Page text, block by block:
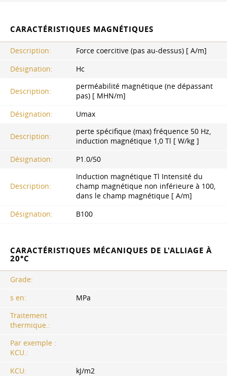
CARACTÉRISTIQUES MAGNÉTIQUES
Description:
Force coercitive (pas au-dessus) [ A/m]
Désignation:
Hc
Description:
perméabilité magnétique (ne dépassant
pas) [ MHN/m]
Désignation:
Umax
Description:
perte spécifique (max) fréquence 50 Hz,
induction magnétique 1,0 Tl [ W/kg ]
Désignation:
P1.0/50
Description:
Induction magnétique Tl Intensité du
champ magnétique non inférieure à 100,
dans le champ magnétique [ A/m]
Désignation:
B100
CARACTÉRISTIQUES MÉCANIQUES DE L'ALLIAGE À
20°C
Grade:
s en:
MPa
Traitement
thermique.:
Par exemple :
KCU.:
KCU:
kJ/m2